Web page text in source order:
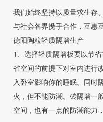
我们始终坚持以质量求生存
与社会各界携手合作，互惠
德阳陶粒轻质隔墙生产
1、选择轻质隔墙板要以节
省空间的前提下对室内进行
入卧室影响你的睡眠。同时
火，但不能防潮。砖隔墙一
空间，也有一点的防潮能力